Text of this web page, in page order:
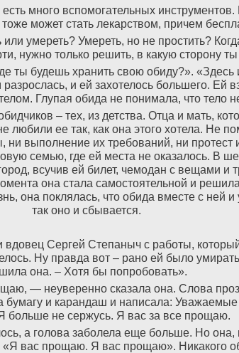
много вспомогательных инструментов.
может стать лекарством, причем
умереть? Умереть, но не простить?
нужно только решить, в какую сторону
ты будешь хранить свою обиду?». «Здесь
и ей захотелось большего. Ей
Глупая обида не понимала, что тело
– тех, из детства. Отца и мать,
любили ее так, как она этого хотела. Не
ни выполнение их требований, ни протест
семью, где ей места не оказалось. В
всучив ей билет, чемодан с вещами и
она стала самостоятельной и
она поклялась, что обида вместе с ней и
так оно и сбывается.
вдовец Сергей Степаныч с работы,
Ну правда вот – рано ей было
она. – Хотя бы попробовать».
— неуверенно сказала она. Слова
бумагу и карандаш и написала:
больше не сержусь. Я вас за все прощаю.
а голова заболела еще больше. Но она,
«Я вас прощаю. Я вас прощаю». Никакого